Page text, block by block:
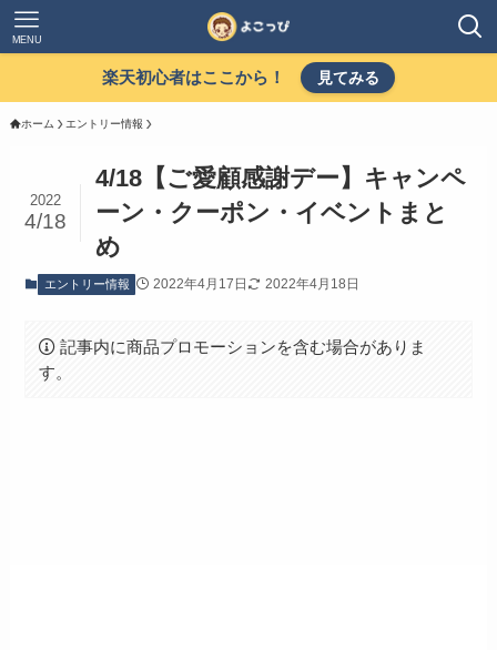
MENU
楽天初心者はここから！ 見てみる
ホーム エントリー情報
4/18【ご愛顧感謝デー】キャンペ
ーン・クーポン・イベントまと
め
2022
4/18
エントリー情報 2022年4月17日 2022年4月18日
記事内に商品プロモーションを含む場合がありま
す。